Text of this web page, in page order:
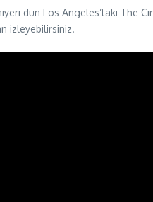
dün Los Angeles’taki The
izleyebilirsiniz.